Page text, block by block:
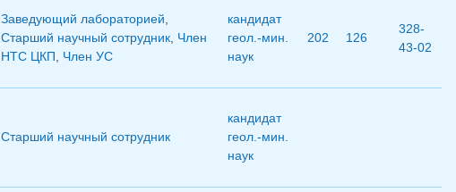
Заведующий лабораторией,
Старший научный сотрудник, Член
НТС ЦКП, Член УС
кандидат
геол.-мин.
наук
202 126
328-
43-02
Старший научный сотрудник
кандидат
геол.-мин.
наук